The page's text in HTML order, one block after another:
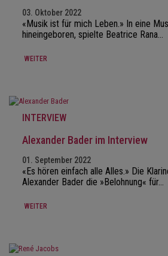
03. Oktober 2022
«Musik ist für mich Leben.» In eine
hineingeboren, spielte Beatrice Rana…
WEITER
INTERVIEW
Alexander Bader im Interview
01. September 2022
«Es hören einfach alle Alles.» Die
Alexander Bader die »Belohnung« für…
WEITER